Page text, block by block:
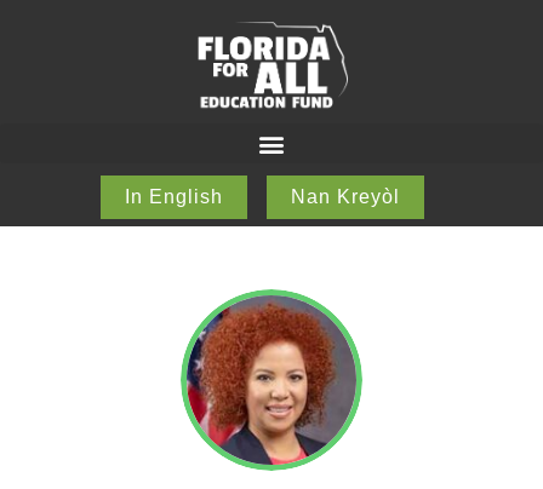
In English Nan Kreyòl